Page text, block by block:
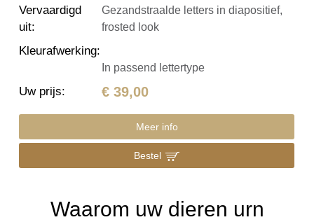
Vervaardigd
uit:
Gezandstraalde letters in diapositief,
frosted look
Kleurafwerking:
In passend lettertype
Uw prijs: € 39,00
Meer info
Bestel
Waarom uw dieren urn